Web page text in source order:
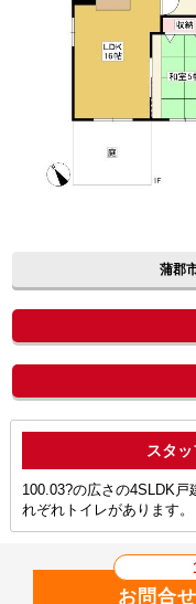
蒲郡
100.03?の広さの4SLDK
れぞれトイレがあります。